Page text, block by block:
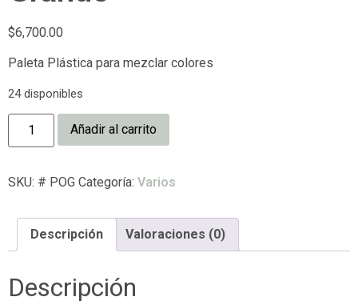
$6,700.00
Paleta Plástica para mezclar colores
24 disponibles
Añadir al carrito
SKU: # POG Categoría: Varios
Descripción Valoraciones (0)
Descripción